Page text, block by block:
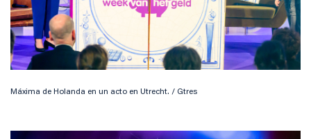
Máxima de Holanda en un acto en Utrecht. / Gtres